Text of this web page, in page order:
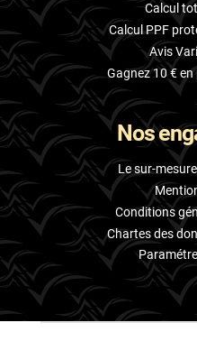
Calcul
Calcul PPF
Avis
Gagnez 10 €
Nos
Le sur-
Conditions
Chartes des